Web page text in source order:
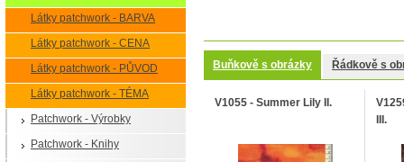
Látky patchwork - BARVA
Látky patchwork - CENA
Látky patchwork - PŮVOD
Látky patchwork - TÉMA
Patchwork - Výrobky
Patchwork - Knihy
Buňkově s obrázky Řádkově s
V1055 - Summer Lily II.
III.